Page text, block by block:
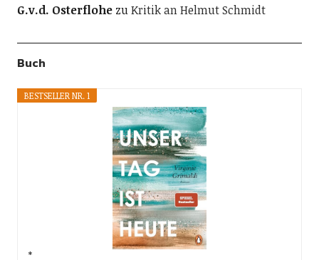
G.v.d. OsterflohezuKritik an Helmut Schmidt
Buch
BESTSELLER NR. 1